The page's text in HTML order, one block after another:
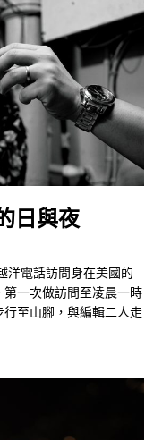
日與夜
洋電話訪問身在美國的
一次做訪問至凌晨一時
至山腳，與編輯二人走